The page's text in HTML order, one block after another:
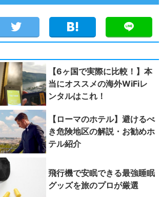
【6ヶ国で実際に比較！】本
当にオススメの海外WiFiレ
ンタルはこれ！
【ローマのホテル】避けるべ
き危険地区の解説・お勧めホ
テル紹介
飛行機で安眠できる最強睡眠
グッズを旅のプロが厳選